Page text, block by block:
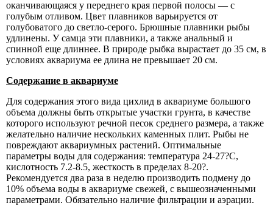
оканчивающаяся у переднего края первой полосы — с
голубым отливом. Цвет плавников варьируется от
голубоватого до светло-серого. Брюшные плавники рыбы
удлинены. У самца эти плавники, а также анальный и
спинной еще длиннее. В природе рыбка вырастает до 35 см, в
условиях аквариума ее длина не превышает 20 см.
Содержание в аквариуме
Для содержания этого вида цихлид в аквариуме большого
объема должны быть открытые участки грунта, в качестве
которого используют речной песок среднего размера, а также
желательно наличие нескольких каменных плит. Рыбы не
повреждают аквариумных растений. Оптимальные
параметры воды для содержания: температура 24-27?С,
кислотность 7.2-8.5, жесткость в пределах 8-20?.
Рекомендуется два раза в неделю производить подмену до
10% объема воды в аквариуме свежей, с вышеозначенными
параметрами. Обязательно наличие фильтрации и аэрации.